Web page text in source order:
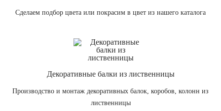
Сделаем подбор цвета или покрасим в цвет из нашего каталога
Декоративные балки из лиственницы
Производство и монтаж декоративных балок, коробов, колонн из
лиственницы